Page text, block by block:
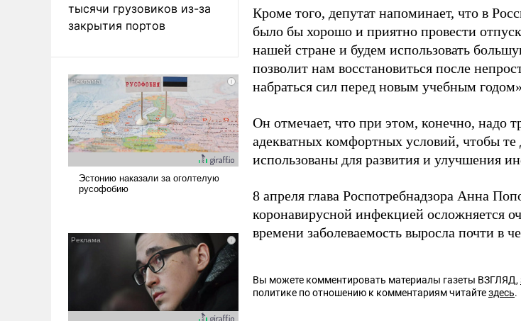
тысячи грузовиков из-за
закрытия портов
Кроме того, депутат напоминает, что в
было бы хорошо и приятно провести
нашей стране и будем использовать
позволит нам восстановиться после
набраться сил перед новым учебным
Он отмечает, что при этом, конечно, надо
адекватных комфортных условий, чтобы
использованы для развития и улучшения
8 апреля глава Роспотребнадзора Анна
коронавирусной инфекцией осложняется
времени заболеваемость выросла почти в
Вы можете комментировать материалы газеты ВЗГЛЯД,
политике по отношению к комментариям читайтездесь.